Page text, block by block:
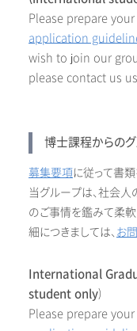
Please prepare
application
wish to join our
please contact us
博士課程からの
募集要項に従って書
当グループは、社会
のご事情を鑑みて柔
細につきましては、 お
International
student only)
Please prepare